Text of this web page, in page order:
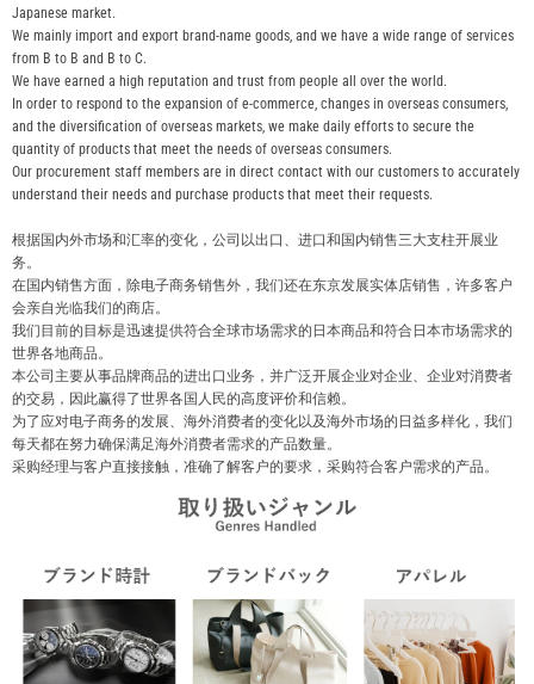
Japanese market.
We mainly import and export brand-name goods, and we have a wide range of services
from B to B and B to C.
We have earned a high reputation and trust from people all over the world.
In order to respond to the expansion of e-commerce, changes in overseas consumers,
and the diversification of overseas markets, we make daily efforts to secure the
quantity of products that meet the needs of overseas consumers.
Our procurement staff members are in direct contact with our customers to accurately
understand their needs and purchase products that meet their requests.
根据国内外市场和汇率的变化，公司以出口、进口和国内销售三大支柱开展业
务。
在国内销售方面，除电子商务销售外，我们还在东京发展实体店销售，许多客户
会亲自光临我们的商店。
我们目前的目标是迅速提供符合全球市场需求的日本商品和符合日本市场需求的
世界各地商品。
本公司主要从事品牌商品的进出口业务，并广泛开展企业对企业、企业对消费者
的交易，因此赢得了世界各国人民的高度评价和信赖。
为了应对电子商务的发展、海外消费者的变化以及海外市场的日益多样化，我们
每天都在努力确保满足海外消费者需求的产品数量。
采购经理与客户直接接触，准确了解客户的要求，采购符合客户需求的产品。